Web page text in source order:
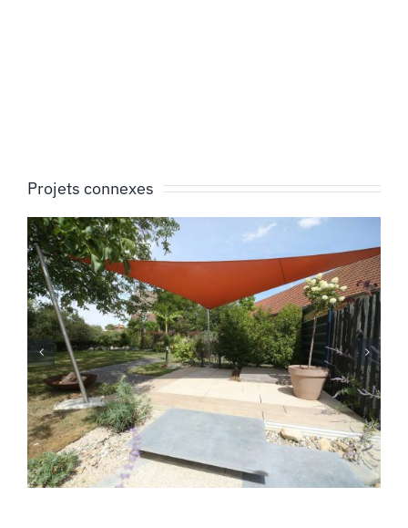
Projets connexes
Terrasse bois et son
aménagement
paysager